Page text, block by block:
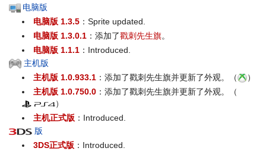
电脑版
电脑版 1.3.5 ：Sprite updated.
电脑版 1.3.0.1 ：添加了戳刺先生旗。
电脑版 1.1.1 ：Introduced.
主机版
主机版 1.0.933.1 ：添加了戳刺先生旗并更新了外观。（
）
主机版 1.0.750.0 ：添加了戳刺先生旗并更新了外观。（
）
主机正式版 ：Introduced.
版
3DS正式版 ：Introduced.